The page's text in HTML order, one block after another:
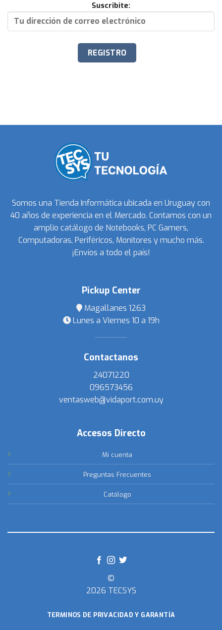
Suscribite:
Somos una Tienda Informática ubicada en Uruguay con
40 años de experiencia en el Mercado. Contamos con un
amplio catálogo de Notebooks, PC Gamers,
Computadoras, Periféricos, Monitores y mucho más.
¡Envíos a todo el país!
Pickup Center
Magallanes 1263
Lunes a Viernes 10 a 19h
Contactanos
24071220
096573456
ventasweb@vidaport.com.uy
Accesos Directo
Mi cuenta
Preguntas Frecuentes
Catálogo
©
2026 TECSYS
TERMINOS DE PRIVACIDAD Y GARANTÍA